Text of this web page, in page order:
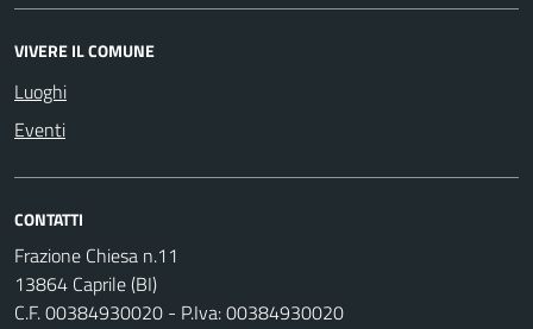
VIVERE IL COMUNE
Luoghi
Eventi
CONTATTI
Frazione Chiesa n.11
13864 Caprile (BI)
C.F. 00384930020 - P.Iva: 00384930020